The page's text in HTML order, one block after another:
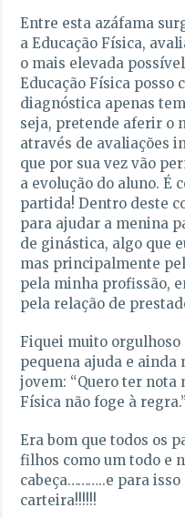
Entre esta azáfama
a Educação Física,
o mais elevada
Educação Física posso
diagnóstica apenas
seja, pretende aferir o
através de avaliações
que por sua vez vão
a evolução do aluno. É
partida! Dentro deste
para ajudar a menina
de ginástica, algo que
mas principalmente
pela minha profissão,
pela relação de
Fiquei muito
pequena ajuda e ainda
jovem: “Quero ter nota
Física não foge à regra.”
Era bom que todos os
filhos como um todo e
cabeça………..e para
carteira!!!!!!